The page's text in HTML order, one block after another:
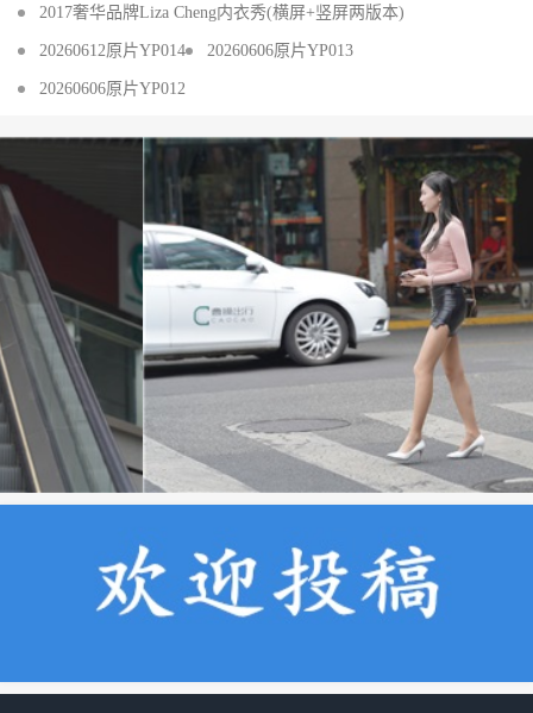
2017奢华品牌Liza Cheng内衣秀(横屏+竖屏两版本)
20260612原片YP014 20260606原片YP013
20260606原片YP012